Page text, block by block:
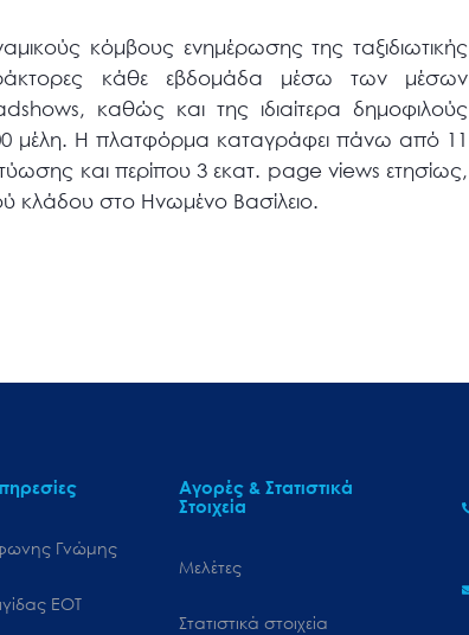
κόμβους ενημέρωσης της ταξιδιωτικής
πράκτορες κάθε εβδομάδα μέσω των μέσων
καθώς και της ιδιαίτερα δημοφιλούς
μέλη. Η πλατφόρμα καταγράφει πάνω από 11
και περίπου 3 εκατ. page views ετησίως,
κλάδου στο Ηνωμένο Βασίλειο.
Γνώμης
ΕΟΤ
Αγορές & Στατιστικά
Στοιχεία
Μελέτες
Στατιστικά στοιχεία